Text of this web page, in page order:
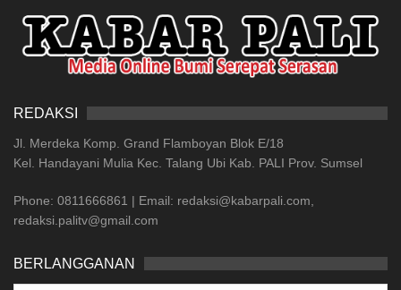
REDAKSI
Jl. Merdeka Komp. Grand Flamboyan Blok E/18
Kel. Handayani Mulia Kec. Talang Ubi Kab. PALI Prov. Sumsel
Phone: 0811666861 | Email: redaksi@kabarpali.com,
redaksi.palitv@gmail.com
BERLANGGANAN